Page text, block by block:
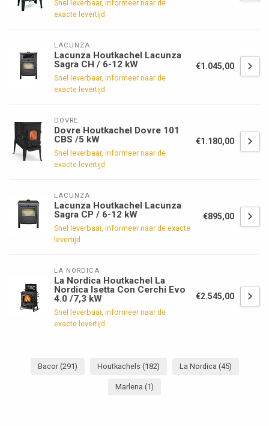
Snel leverbaar, informeer naar de
exacte levertijd
LACUNZA
Lacunza Houtkachel Lacunza
Sagra CH / 6-12 kW
Snel leverbaar, informeer naar de
exacte levertijd
€1.045,00
DOVRE
Dovre Houtkachel Dovre 101
CBS /5 kW
Snel leverbaar, informeer naar de
exacte levertijd
€1.180,00
LACUNZA
Lacunza Houtkachel Lacunza
Sagra CP / 6-12 kW
Snel leverbaar, informeer naar de exacte
levertijd
€895,00
LA NORDICA
La Nordica Houtkachel La
Nordica Isetta Con Cerchi Evo
4.0 /7,3 kW
Snel leverbaar, informeer naar de
exacte levertijd
€2.545,00
Bacor (291) Houtkachels (182) La Nordica (45)
Marlena (1)